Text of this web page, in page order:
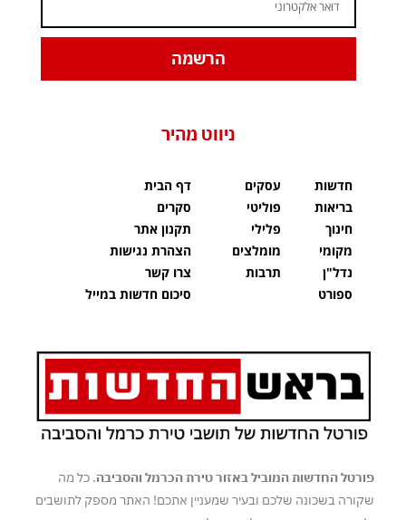
הרשמה
ניווט מהיר
חדשות
בריאות
חינוך
מקומי
נדל"ן
ספורט
עסקים
פוליטי
פלילי
מומלצים
תרבות
דף הבית
סקרים
תקנון אתר
הצהרת נגישות
צרו קשר
סיכום חדשות במייל
פורטל החדשות המוביל באזור טירת הכרמל והסביבה. כל מה
שקורה בשכונה שלכם ובעיר שמעניין אתכם! האתר מספק לתושבים